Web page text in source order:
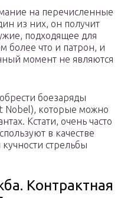
на перечисленные
из них, он получит
подходящее для
более что и патрон, и
момент не являются
боезаряды
Nobel), которые можно
Кстати, очень часто
в качестве
стрельбы
Контрактная